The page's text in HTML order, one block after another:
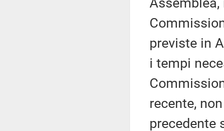
previste in
i tempi
recente,
precedente